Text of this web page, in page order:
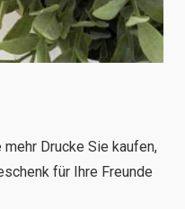
Drucke Sie kaufen,
für Ihre Freunde